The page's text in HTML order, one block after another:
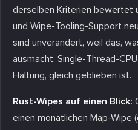
derselben Kriterien bewertet
und Wipe-Tooling-Support
sind unverändert, weil das,
ausmacht, Single-Thread-
Haltung, gleich geblieben ist.
Rust-Wipes auf einen Blick:
einen monatlichen Map-Wipe